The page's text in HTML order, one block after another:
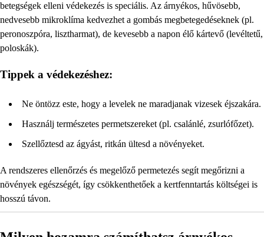
betegségek elleni védekezés is speciális. Az árnyékos, hűvösebb,
nedvesebb mikroklíma kedvezhet a gombás megbetegedéseknek (pl.
peronoszpóra, lisztharmat), de kevesebb a napon élő kártevő (levéltetű,
poloskák).
Tippek a védekezéshez:
Ne öntözz este, hogy a levelek ne maradjanak vizesek éjszakára.
Használj természetes permetszereket (pl. csalánlé, zsurlófőzet).
Szellőztesd az ágyást, ritkán ültesd a növényeket.
A rendszeres ellenőrzés és megelőző permetezés segít megőrizni a
növények egészségét, így csökkenthetőek a kertfenntartás költségei is
hosszú távon.